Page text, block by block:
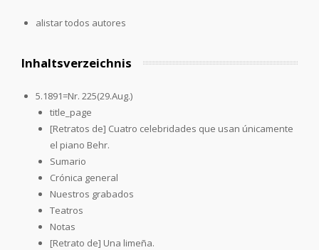
alistar todos autores
Inhaltsverzeichnis
5.1891=Nr. 225(29.Aug.)
title_page
[Retratos de] Cuatro celebridades que usan únicamente
el piano Behr.
Sumario
Crónica general
Nuestros grabados
Teatros
Notas
[Retrato de] Una limeña.